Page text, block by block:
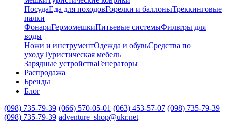
ПосудаЕда для походовГорелки и баллоныТреккинговые
палки
ФонариГермомешкиПитьевые системыФильтры для
воды
Ножи и инструментОдежда и обувьСредства по
уходуТуристическая мебель
Зарядные устройстваГенераторы
Распродажа
Бренды
Блог
(098) 735-79-39 (066) 570-05-01 (063) 453-57-07 (098) 735-79-39
(098) 735-79-39 adventure_shop@ukr.net